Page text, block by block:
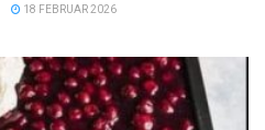
18 FEBRUAR 2026